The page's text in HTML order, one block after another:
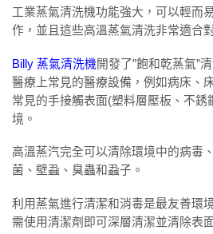
工業蒸氣清洗機功能強大，可以輕而
作，並且這些高溫蒸氣清洗非常適合
Billy 蒸氣清洗機開發了”飽和乾蒸氣”
醫療上常見的醫療設備，例如病床、
常見的手接觸表面(塑料層壓板、不銹
境。
高溫蒸汽完全可以清除環境中的病毒
菌、壁蝨、臭蟲和蝨子。
利用蒸氣進行清潔和消毒是最友善環
需使用清潔劑即可深層清潔並清除表